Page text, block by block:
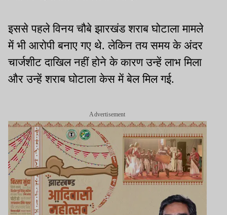
इससे पहले विनय चौबे झारखंड शराब घोटाला मामले
में भी आरोपी बनाए गए थे. लेकिन तय समय के अंदर
चार्जशीट दाखिल नहीं होने के कारण उन्हें लाभ मिला
और उन्हें शराब घोटाला केस में बेल मिल गई.
Advertisement